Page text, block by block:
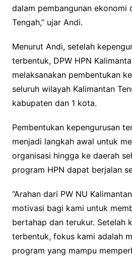
dalam pembangunan ekonomi
Tengah,” ujar Andi.
Menurut Andi, setelah
terbentuk, DPW HPN
melaksanakan pembentukan
seluruh wilayah Kalimantan
kabupaten dan 1 kota.
Pembentukan kepengurusan
menjadi langkah awal untuk
organisasi hingga ke daerah
program HPN dapat berjalan
“Arahan dari PW NU
motivasi bagi kami untuk
bertahap dan terukur. Setelah
terbentuk, fokus kami adalah
program yang mampu